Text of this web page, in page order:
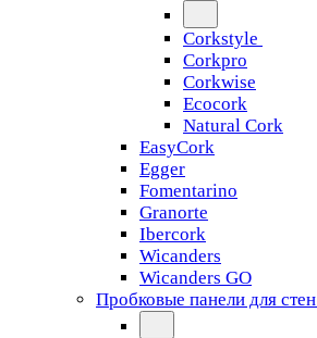
Corkstyle
Corkpro
Corkwise
Ecocork
Natural Cork
EasyCork
Egger
Fomentarino
Granorte
Ibercork
Wicanders
Wicanders GO
Пробковые панели для стен